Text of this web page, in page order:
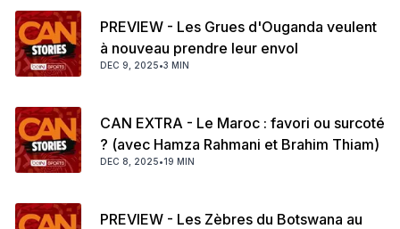
PREVIEW - Les Grues d'Ouganda veulent
à nouveau prendre leur envol
DEC 9, 2025•3 MIN
CAN EXTRA - Le Maroc : favori ou surcoté
? (avec Hamza Rahmani et Brahim Thiam)
DEC 8, 2025•19 MIN
PREVIEW - Les Zèbres du Botswana au